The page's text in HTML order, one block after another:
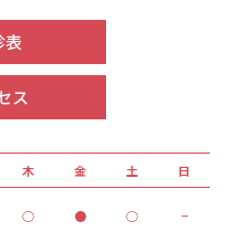
表
ス
木 金 土 日
○ ● ○ −